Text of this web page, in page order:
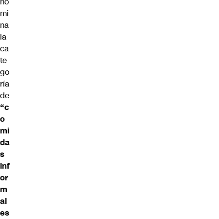
mi
na
la
ca
te
go
ría
de
“c
o
mi
da
s
inf
or
m
al
es